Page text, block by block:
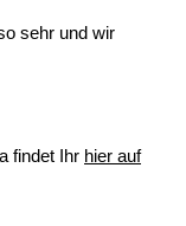
sehr und wir
findet Ihr hier auf